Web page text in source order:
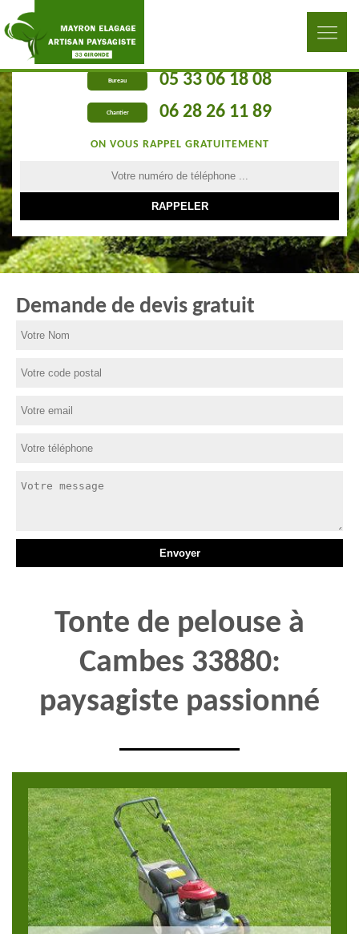
Bureau 05 33 06 18 08
Chantier 06 28 26 11 89
ON VOUS RAPPEL GRATUITEMENT
Demande de devis gratuit
Tonte de pelouse à
Cambes 33880:
paysagiste passionné